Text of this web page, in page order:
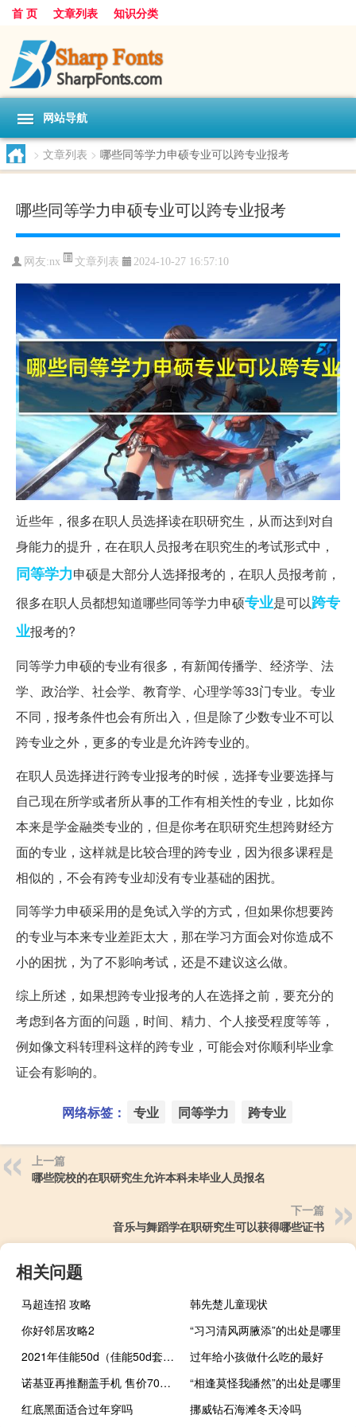
首 页 文章列表 知识分类
网站导航
> 文章列表 > 哪些同等学力申硕专业可以跨专业报考
哪些同等学力申硕专业可以跨专业报考
网友:nx 文章列表 2024-10-27 16:57:10
近些年，很多在职人员选择读在职研究生，从而达到对自
身能力的提升，在在职人员报考在职究生的考试形式中，
同等学力申硕是大部分人选择报考的，在职人员报考前，
很多在职人员都想知道哪些同等学力申硕专业是可以跨专
业报考的?
同等学力申硕的专业有很多，有新闻传播学、经济学、法
学、政治学、社会学、教育学、心理学等33门专业。专业
不同，报考条件也会有所出入，但是除了少数专业不可以
跨专业之外，更多的专业是允许跨专业的。
在职人员选择进行跨专业报考的时候，选择专业要选择与
自己现在所学或者所从事的工作有相关性的专业，比如你
本来是学金融类专业的，但是你考在职研究生想跨财经方
面的专业，这样就是比较合理的跨专业，因为很多课程是
相似的，不会有跨专业却没有专业基础的困扰。
同等学力申硕采用的是免试入学的方式，但如果你想要跨
的专业与本来专业差距太大，那在学习方面会对你造成不
小的困扰，为了不影响考试，还是不建议这么做。
综上所述，如果想跨专业报考的人在选择之前，要充分的
考虑到各方面的问题，时间、精力、个人接受程度等等，
例如像文科转理科这样的跨专业，可能会对你顺利毕业拿
证会有影响的。
网络标签： 专业 同等学力 跨专业
上一篇
哪些院校的在职研究生允许本科未毕业人员报名
下一篇
音乐与舞蹈学在职研究生可以获得哪些证书
相关问题
马超连招 攻略
韩先楚儿童现状
你好邻居攻略2
“习习清风两腋添”的出处是哪里
2021年佳能50d（佳能50d套机报价）
过年给小孩做什么吃的最好
诺基亚再推翻盖手机 售价700元 你会买么
“相逢莫怪我皤然”的出处是哪里
红底黑面适合过年穿吗
挪威钻石海滩冬天冷吗